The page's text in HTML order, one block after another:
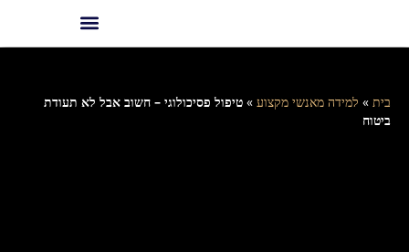
בית » למידה מאנשי מקצוע » טיפול פסיכולוגי – חשוב אבל לא תעודת
ביטוח